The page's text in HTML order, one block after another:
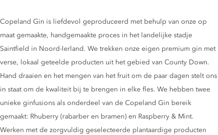
Gin description
Copeland Gin is liefdevol geproduceerd met behulp van onze op
maat gemaakte, handgemaakte proces in het landelijke stadje
Saintfield in Noord-Ierland. We trekken onze eigen premium gin met
verse, lokaal geteelde producten uit het gebied van County Down.
Hand draaien en het mengen van het fruit om de paar dagen stelt ons
in staat om de kwaliteit bij te brengen in elke fles. We hebben twee
unieke ginfusions als onderdeel van de Copeland Gin bereik
gemaakt: Rhuberry (rabarber en bramen) en Raspberry & Mint.
Werken met de zorgvuldig geselecteerde plantaardige producten